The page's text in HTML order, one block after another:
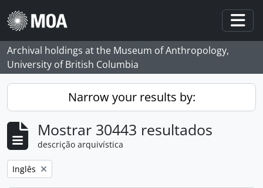
Skip to main content
Archival holdings at the Museum of Anthropology,
University of British Columbia
Narrow your results by:
Mostrar 30443 resultados
descrição arquivística
Remove filter:
Inglês